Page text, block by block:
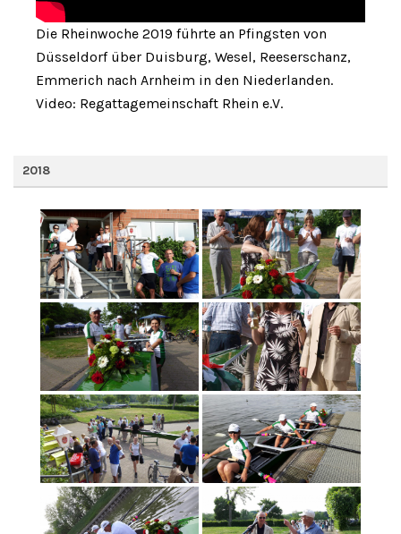
Die Rheinwoche 2019 führte an Pfingsten von
Düsseldorf über Duisburg, Wesel, Reeserschanz,
Emmerich nach Arnheim in den Niederlanden.
Video: Regattagemeinschaft Rhein e.V.
2018